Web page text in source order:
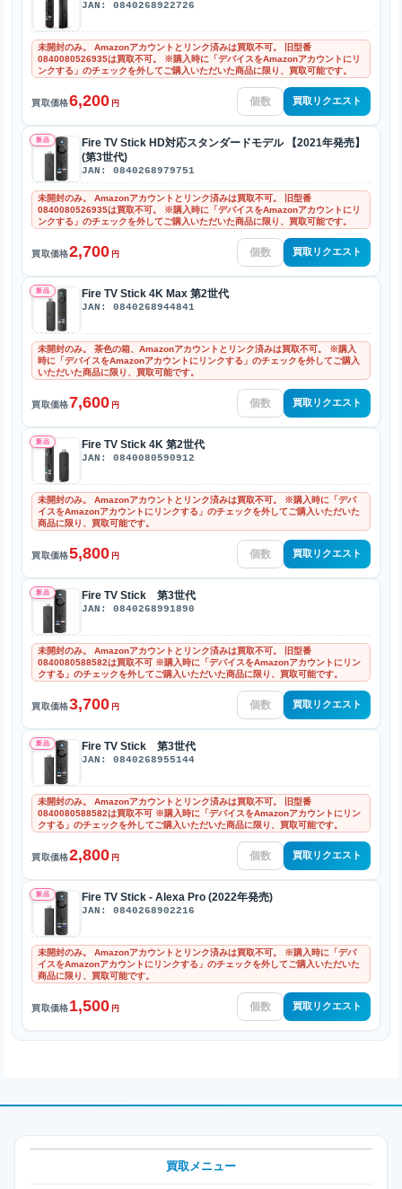
JAN: 0840268922726
未開封のみ。 Amazonアカウントとリンク済みは買取不可。 旧型番
0840080526935は買取不可。 ※購入時に「デバイスをAmazonアカウントにリ
ンクする」のチェックを外してご購入いただいた商品に限り、買取可能です。
買取価格6,200 円 買取リクエスト
新品
Fire TV Stick HD対応スタンダードモデル 【2021年発売】
(第3世代)
JAN: 0840268979751
未開封のみ。 Amazonアカウントとリンク済みは買取不可。 旧型番
0840080526935は買取不可。 ※購入時に「デバイスをAmazonアカウントにリ
ンクする」のチェックを外してご購入いただいた商品に限り、買取可能です。
買取価格2,700 円 買取リクエスト
新品 Fire TV Stick 4K Max 第2世代
JAN: 0840268944841
未開封のみ。 茶色の箱、Amazonアカウントとリンク済みは買取不可。 ※購入
時に「デバイスをAmazonアカウントにリンクする」のチェックを外してご購入
いただいた商品に限り、買取可能です。
買取価格7,600 円 買取リクエスト
新品 Fire TV Stick 4K 第2世代
JAN: 0840080590912
未開封のみ。 Amazonアカウントとリンク済みは買取不可。 ※購入時に「デバ
イスをAmazonアカウントにリンクする」のチェックを外してご購入いただいた
商品に限り、買取可能です。
買取価格5,800 円 買取リクエスト
新品 Fire TV Stick 第3世代
JAN: 0840268991890
未開封のみ。 Amazonアカウントとリンク済みは買取不可。 旧型番
0840080588582は買取不可 ※購入時に「デバイスをAmazonアカウントにリン
クする」のチェックを外してご購入いただいた商品に限り、買取可能です。
買取価格3,700 円 買取リクエスト
新品 Fire TV Stick 第3世代
JAN: 0840268955144
未開封のみ。 Amazonアカウントとリンク済みは買取不可。 旧型番
0840080588582は買取不可 ※購入時に「デバイスをAmazonアカウントにリン
クする」のチェックを外してご購入いただいた商品に限り、買取可能です。
買取価格2,800 円 買取リクエスト
新品 Fire TV Stick - Alexa Pro (2022年発売)
JAN: 0840268902216
未開封のみ。 Amazonアカウントとリンク済みは買取不可。 ※購入時に「デバ
イスをAmazonアカウントにリンクする」のチェックを外してご購入いただいた
商品に限り、買取可能です。
買取価格1,500 円 買取リクエスト
買取メニュー